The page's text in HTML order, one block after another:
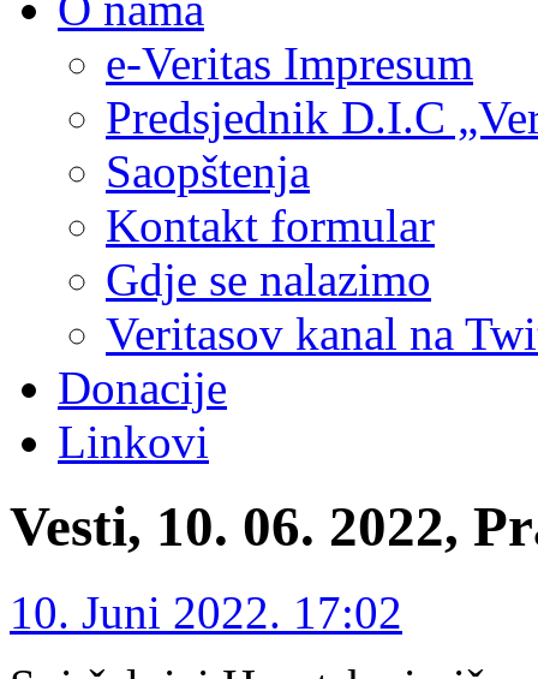
e-Veritas Impresum
Predsjednik D.I.C
Saopštenja
Kontakt formular
Gdje se nalazimo
Veritasov kanal na
Donacije
Linkovi
Vesti, 10. 06. 2022,
10. Juni 2022. 17:02